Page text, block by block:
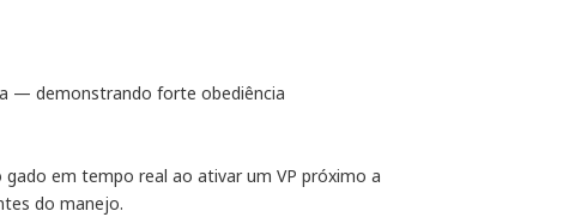
— demonstrando forte obediência
em tempo real ao ativar um VP próximo a
do manejo.